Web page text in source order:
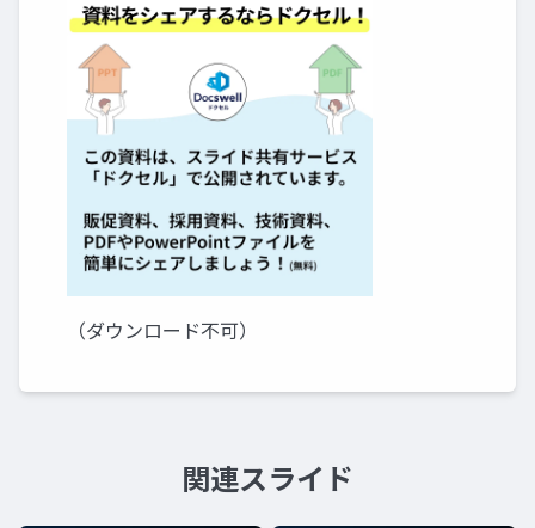
（ダウンロード不可）
関連スライド